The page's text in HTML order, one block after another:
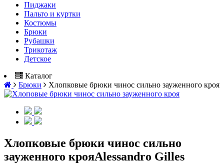
Пиджаки
Пальто и куртки
Костюмы
Брюки
Рубашки
Трикотаж
Детское
Каталог
Брюки
Хлопковые брюки чинос сильно зауженного кроя
Хлопковые брюки чинос сильно
зауженного крояAlessandro Gilles